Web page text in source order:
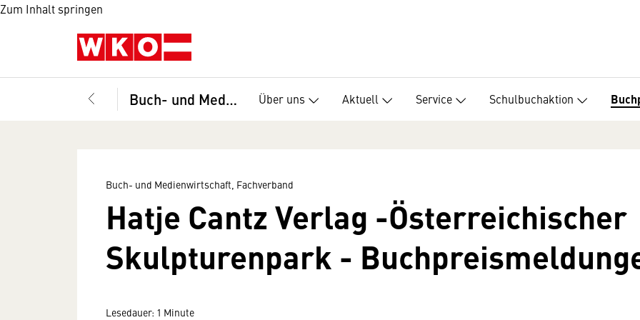
Zum Inhalt springen
Buch- und Medienwirtschaft, Fachverband Über uns Aktuell Service Schulbuchaktion
Buch- und Medienwirtschaft, Fachverband
Hatje Cantz Verlag -Österreichischer
Skulpturenpark -
Lesedauer: 1 Minute